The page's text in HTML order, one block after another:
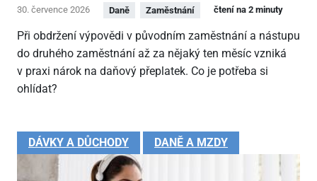
30. července 2026 Daně Zaměstnání čtení na 2 minuty
Při obdržení výpovědi v původním zaměstnání a nástupu
do druhého zaměstnání až za nějaký ten měsíc vzniká
v praxi nárok na daňový přeplatek. Co je potřeba si
ohlídat?
DÁVKY A DŮCHODY DANĚ A MZDY